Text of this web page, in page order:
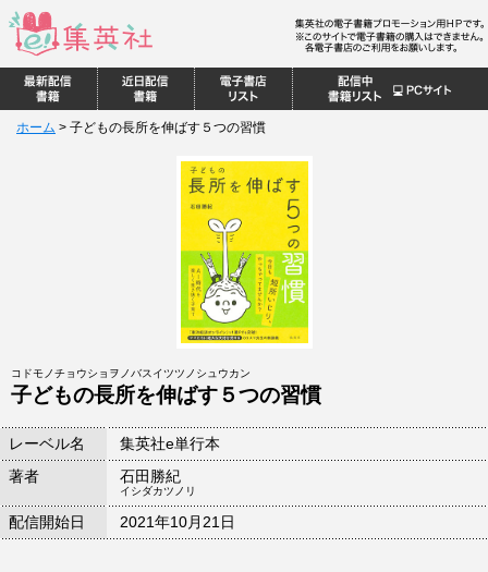
ホーム > 子どもの長所を伸ばす５つの習慣
コドモノチョウショヲノバスイツツノシュウカン
子どもの長所を伸ばす５つの習慣
レーベル名
集英社e単行本
著者
石田勝紀
イシダカツノリ
配信開始日 2021年10月21日